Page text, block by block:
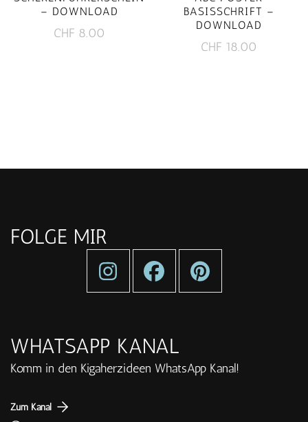
– DOWNLOAD
CHF 8.00
BASISSCHRIFT –
DOWNLOAD
CHF 18.00
FOLGE MIR
WHATSAPP KANAL
Komm in den Kigaherzideen WhatsApp Kanal!
Zum Kanal